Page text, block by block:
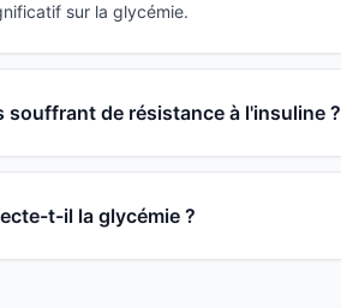
sur la glycémie.
de résistance à l'insuline ?
t-il la glycémie ?